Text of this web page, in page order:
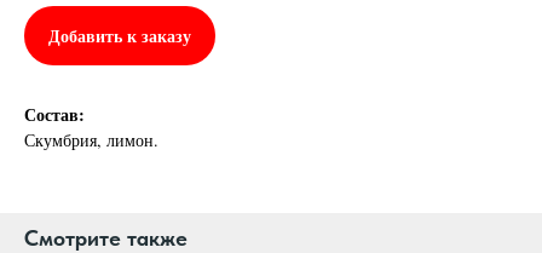
Добавить к заказу
Состав:
Скумбрия, лимон.
Смотрите также